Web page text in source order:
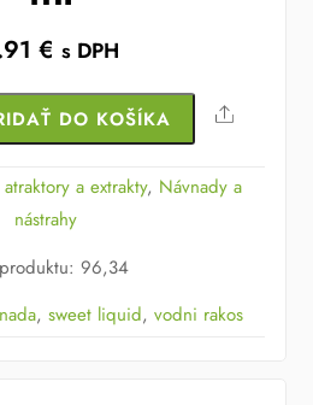
€ s DPH
DO KOŠÍKA Share
a extrakty, Návnady a
nástrahy
:96,34
, sweet liquid, vodni rakos